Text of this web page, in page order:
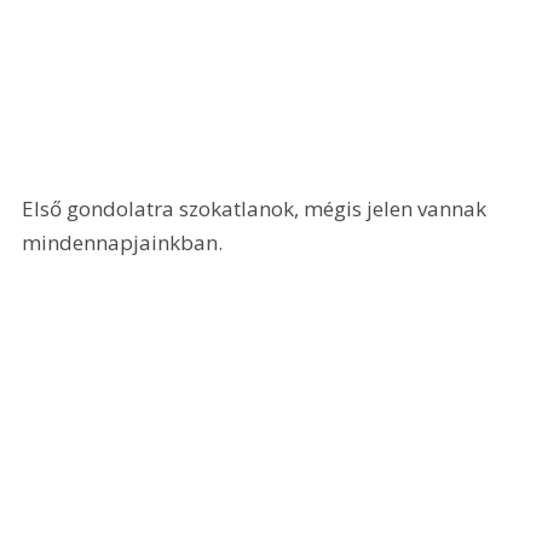
Első gondolatra szokatlanok, mégis jelen vannak
mindennapjainkban.